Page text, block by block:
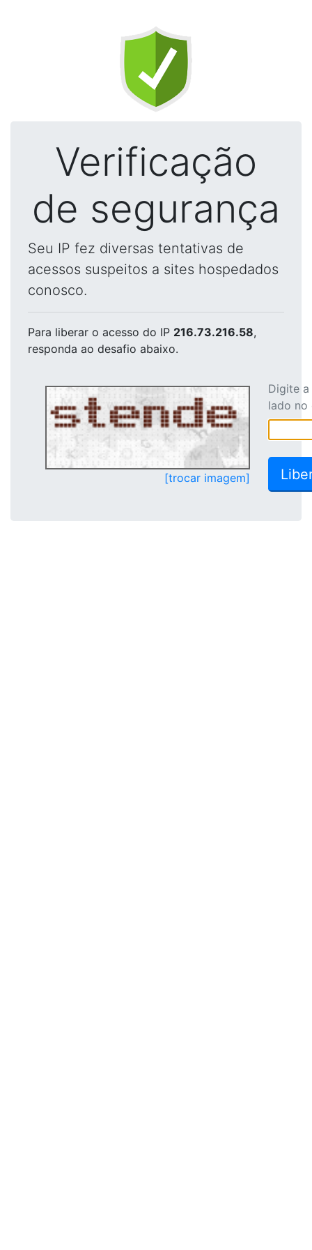
Verificação
de segurança
Seu IP fez diversas tentativas de
acessos suspeitos a sites hospedados
conosco.
Para liberar o acesso do IP 216.73.216.58,
responda ao desafio abaixo.
[trocar imagem]
Digite
lado no